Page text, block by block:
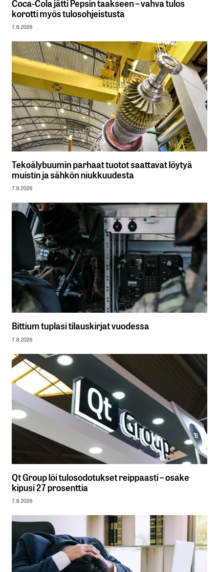
Coca-Cola jätti Pepsin taakseen – vahva tulos
korotti myös tulosohjeistusta
7.8.2026
Tekoälybuumin parhaat tuotot saattavat löytyä
muistin ja sähkön niukkuudesta
7.8.2026
Bittium tuplasi tilauskirjat vuodessa
7.8.2026
Qt Group löi tulosodotukset reippaasti – osake
kipusi 27 prosenttia
7.8.2026